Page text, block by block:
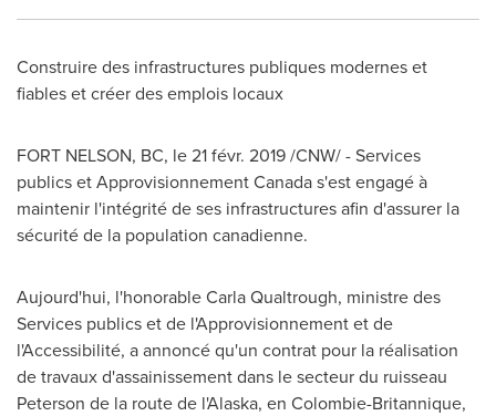
Construire des infrastructures publiques modernes et
fiables et créer des emplois locaux
FORT NELSON, BC, le 21 févr. 2019 /CNW/ - Services
publics et Approvisionnement Canada s'est engagé à
maintenir l'intégrité de ses infrastructures afin d'assurer la
sécurité de la population canadienne.
Aujourd'hui, l'honorableCarla Qualtrough, ministre des
Services publics et de l'Approvisionnement et de
l'Accessibilité, a annoncé qu'un contrat pour la réalisation
de travaux d'assainissement dans le secteur du ruisseau
Peterson de la route de l'Alaska, en Colombie-Britannique,